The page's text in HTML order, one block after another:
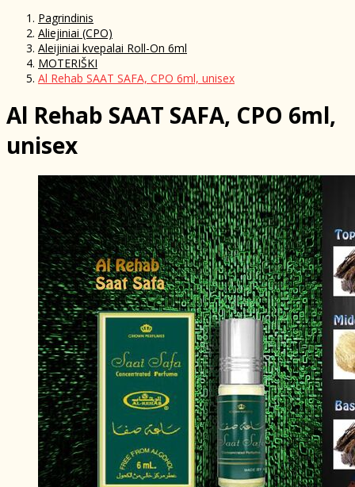
Pagrindinis
Aliejiniai (CPO)
Aleijiniai kvepalai Roll-On 6ml
MOTERIŠKI
Al Rehab SAAT SAFA, CPO 6ml, unisex
Al Rehab SAAT SAFA, CPO 6ml,
unisex